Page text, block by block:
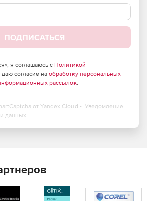
ПОДПИСАТЬСЯ
я соглашаюсь с Политикой
даю согласие на обработку персональных
рассылок.
от Yandex Cloud - Уведомление
данных